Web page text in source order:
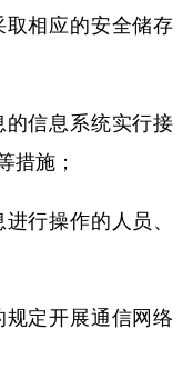
相应的安全储存
信息系统实行接
措施；
行操作的人员、
定开展通信网络